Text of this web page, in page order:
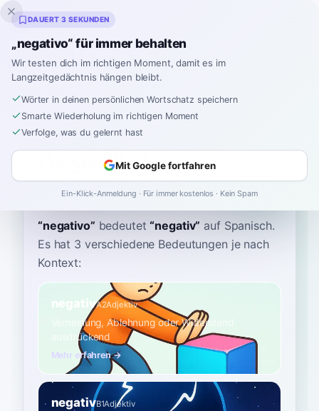
Inklingo
Startseite›Spanisch› Wörterbuch ›negativo
negativo
neh-gah-TEE-voh ne.ɣaˈti.βo
“negativo” bedeutet “negativ” auf Spanisch.
Es hat 3 verschiedene Bedeutungen je nach
Kontext:
negativA2Adjektiv
Verneinung, Ablehnung oder Widerstand
ausdrückend
Mehr erfahren →
negativB1Adjektiv
DAUERT 3 SEKUNDEN
„negativo“ für immer behalten
Wir testen dich im richtigen Moment, damit es im
Langzeitgedächtnis hängen bleibt.
Wörter in deinen persönlichen Wortschatz speichern
Smarte Wiederholung im richtigen Moment
Verfolge, was du gelernt hast
Mit Google fortfahren
Ein-Klick-Anmeldung · Für immer kostenlos · Kein Spam